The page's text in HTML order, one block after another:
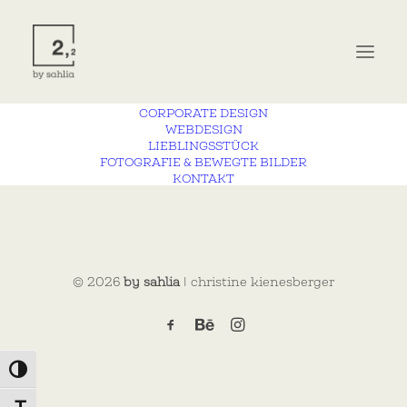
Umschalten auf hohe Kontraste
CORPORATE DESIGN
WEBDESIGN
LIEBLINGSSTÜCK
FOTOGRAFIE & BEWEGTE BILDER
KONTAKT
MENU
© 2026 by sahlia | christine kienesberger